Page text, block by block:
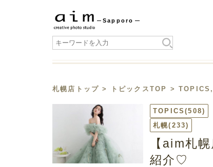
Sapporo
札幌店トップ > トピックスTOP >TOPICS
TOPICS(508)
札幌(233)
【aim札
紹介♡